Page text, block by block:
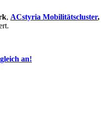
, ACstyria Mobilitätscluster,
an!